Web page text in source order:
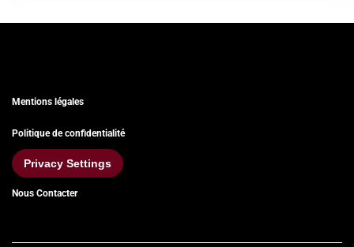
Mentions légales
Politique de confidentialité
Privacy Settings
Nous Contacter